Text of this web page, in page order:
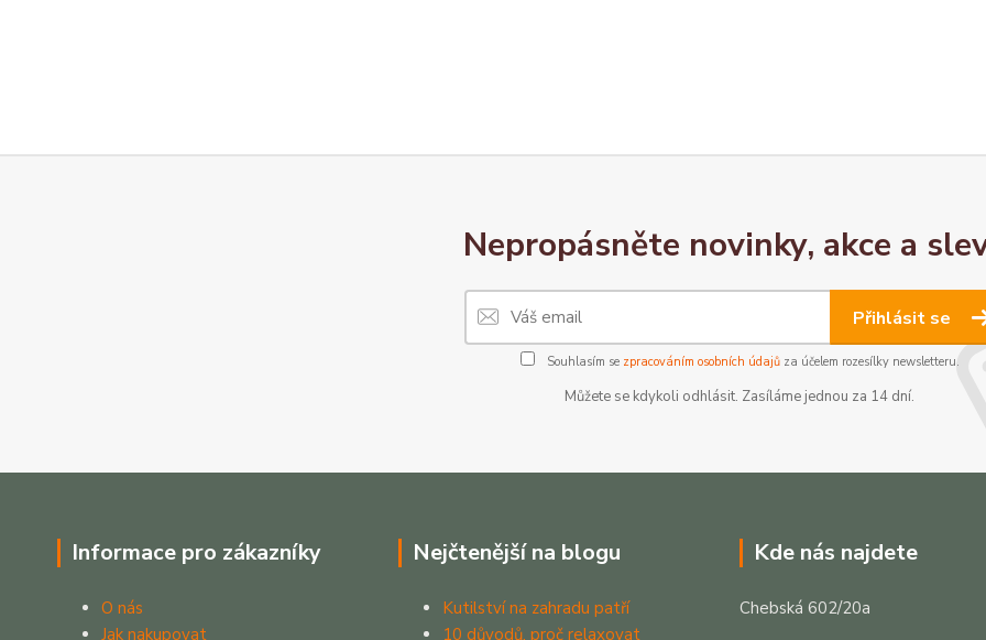
Nepropásněte novinky, akce a
Přihlásit se
Souhlasím se zpracováním osobních údajůza účelem rozesílky newsletteru.
Můžete se kdykoli odhlásit. Zasíláme jednou za 14 dní.
Informace pro zákazníky
O nás
Jak nakupovat
Nejčtenější na blogu
Kutilství na zahradu patří
10 důvodů, proč relaxovat
Kde nás najdete
Chebská 602/20a